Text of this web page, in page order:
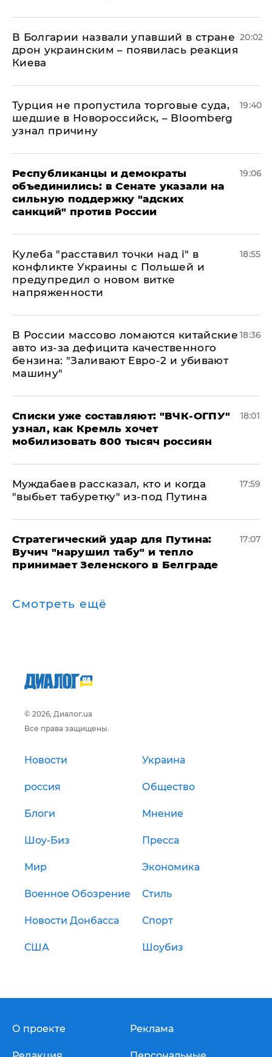
В Болгарии назвали упавший в стране
дрон украинским – появилась реакция
Киева
20:02
Турция не пропустила торговые суда,
шедшие в Новороссийск, – Bloomberg
узнал причину
19:40
Республиканцы и демократы
объединились: в Сенате указали на
сильную поддержку "адских
санкций" против России
19:06
Кулеба "расставил точки над і" в
конфликте Украины с Польшей и
предупредил о новом витке
напряженности
18:55
В России массово ломаются китайские
авто из-за дефицита качественного
бензина: "Заливают Евро-2 и убивают
машину"
18:36
Списки уже составляют: "ВЧК-ОГПУ"
узнал, как Кремль хочет
мобилизовать 800 тысяч россиян
18:01
Муждабаев рассказал, кто и когда
"выбьет табуретку" из-под Путина
17:59
Стратегический удар для Путина:
Вучич "нарушил табу" и тепло
принимает Зеленского в Белграде
17:07
Смотреть ещё
© 2026, Диалог.ua
Все права защищены.
Новости Украина
россия Общество
Блоги Мнение
Шоу-Биз Пресса
Мир Экономика
Военное Обозрение Стиль
Новости Донбасса Спорт
США Шоубиз
О проекте Реклама